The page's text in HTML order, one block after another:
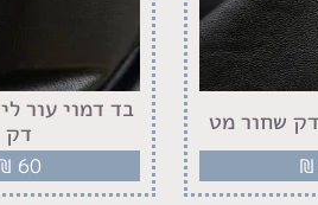
שחור מט
₪
בד דמוי עור
דק
60